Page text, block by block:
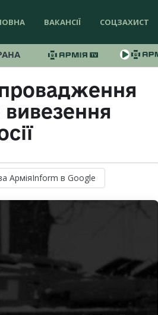
ВАКАНСІЇ СОЦЗАХИСТ
АрміяInform в Google